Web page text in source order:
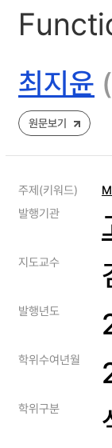
최지윤
원문보기
주제(키워드)
발행기관
지도교수
발행년도
학위수여년월
학위구분